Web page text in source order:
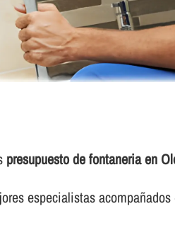
presupuesto de fontaneria en
especialistas